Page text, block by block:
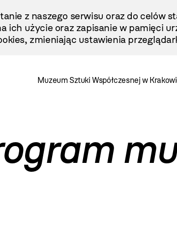
z naszego serwisu oraz do celów
ich użycie oraz zapisanie w pamięci
zmieniając ustawienia
Muzeum Sztuki Współczesnej w